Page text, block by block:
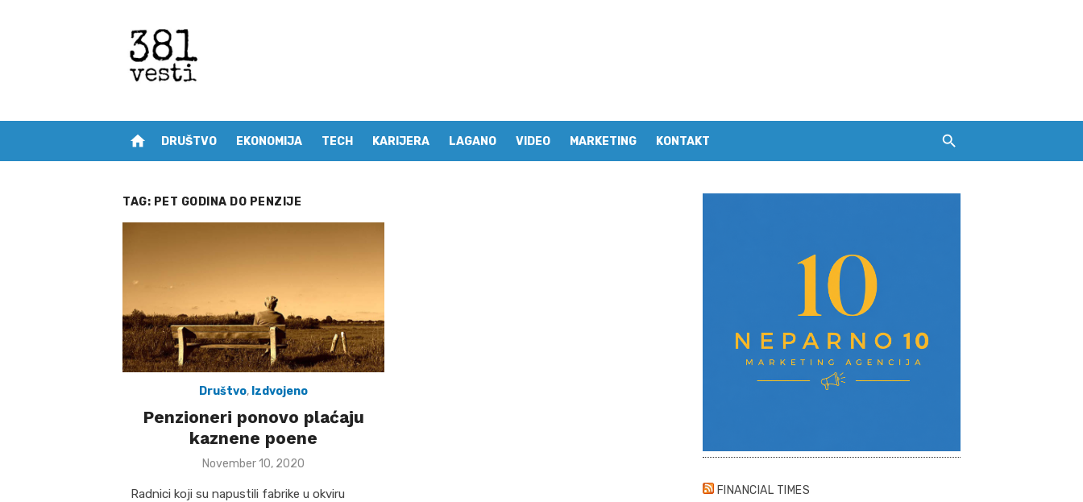
home DRUŠTVO EKONOMIJA TECH KARIJERA LAGANO VIDEO MARKETING KONTAKT
TAG: PET GODINA DO PENZIJE
Društvo, Izdvojeno
Penzioneri ponovo plaćaju
kaznene poene
Posted
November 10, 2020
Radnici koji su napustili fabrike u okviru
FINANCIAL TIMES